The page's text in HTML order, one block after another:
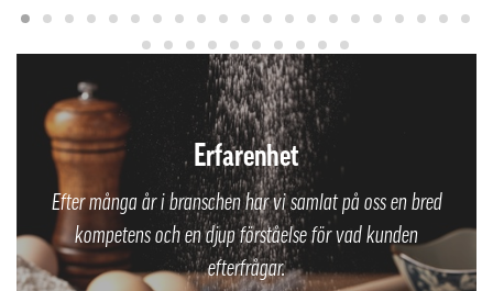
Erfarenhet
Efter många år i branschen har vi samlat på oss en bred
kompetens och en djup förståelse för vad kunden
efterfrågar.